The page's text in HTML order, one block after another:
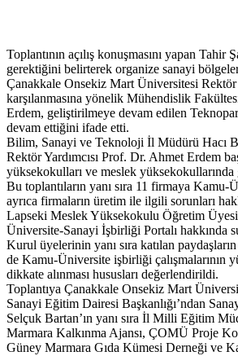
Toplantının açılış konuşmasını yapan
gerektiğini belirterek organize sanayi
Çanakkale Onsekiz Mart Üniversitesi Rektör
karşılanmasına yönelik Mühendislik
Erdem, geliştirilmeye devam edilen
devam ettiğini ifade etti.
Bilim, Sanayi ve Teknoloji İl Müdürü Hacı
Rektör Yardımcısı Prof. Dr. Ahmet Erdem
yüksekokulları ve meslek
Bu toplantıların yanı sıra 11 firmaya
ayrıca firmaların üretim ile ilgili sorunları
Lapseki Meslek Yüksekokulu Öğretim
Üniversite-Sanayi İşbirliği Portalı hakkında
Kurul üyelerinin yanı sıra katılan
de Kamu-Üniversite işbirliği çalışmalarının
dikkate alınması hususları değerlendirildi.
Toplantıya Çanakkale Onsekiz Mart
Sanayi Eğitim Dairesi Başkanlığı’ndan
Selçuk Bartan’ın yanı sıra İl Milli Eğitim
Marmara Kalkınma Ajansı, ÇOMÜ Proje
Güney Marmara Gıda Kümesi Derneği ve